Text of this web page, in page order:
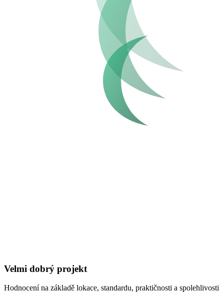
Velmi dobrý projekt
Hodnocení na základě lokace, standardu, praktičnosti a spolehlivosti